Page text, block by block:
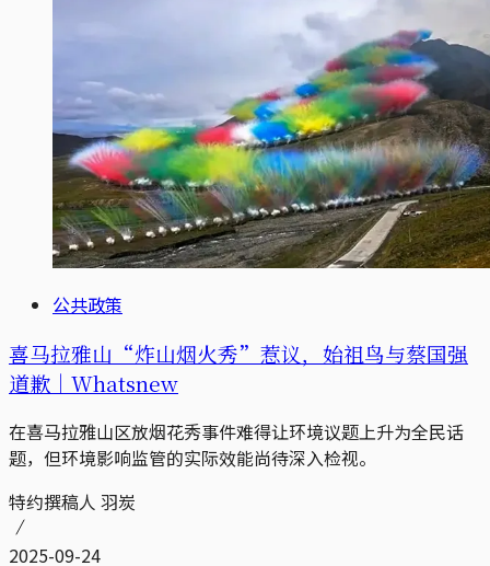
公共政策
喜马拉雅山“炸山烟火秀”惹议，始祖鸟与蔡国强
道歉｜Whatsnew
在喜马拉雅山区放烟花秀事件难得让环境议题上升为全民话
题，但环境影响监管的实际效能尚待深入检视。
特约撰稿人 羽炭
2025-09-24